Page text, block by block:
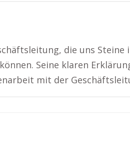
die uns
Seine klaren
mit der